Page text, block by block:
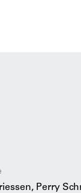
soms
versneld en
‘lessons
Parkstad
Perry